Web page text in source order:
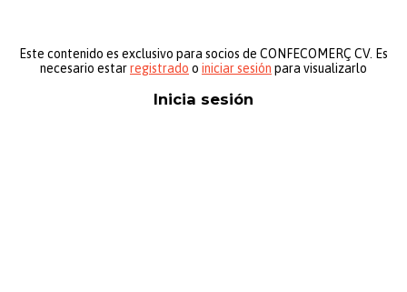
Este contenido es exclusivo para socios de CONFECOMERÇ CV. Es
necesario estarregistrado o iniciar sesión para visualizarlo
Inicia sesión